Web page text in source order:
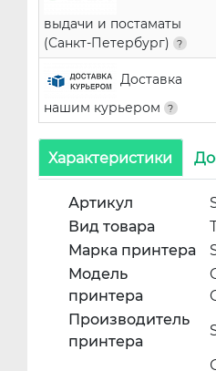
выдачи и постаматы
(Санкт-Петербург)
Доставка
нашим курьером
Характеристики
Артикул
Вид товара
Марка принтера
Модель
принтера
Производитель
принтера